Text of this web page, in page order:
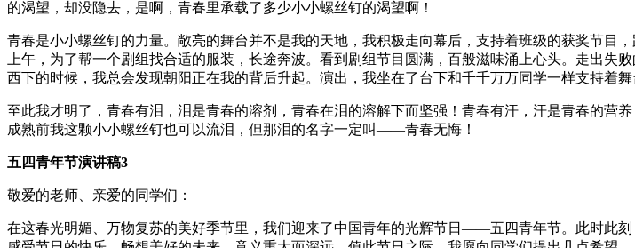
的渴望，却没隐去，是啊，青春里承载了多少小小螺丝钉的渴望啊！
青春是小小螺丝钉的力量。敞亮的舞台并不是我的天地，我积极走向幕后，支持着班级的获奖节目
上午，为了帮一个剧组找合适的服装，长途奔波。看到剧组节目圆满，百般滋味涌上心头。走出
西下的时候，我总会发现朝阳正在我的背后升起。演出，我坐在了台下和千千万万同学一样支持着
至此我才明了，青春有泪，泪是青春的溶剂，青春在泪的溶解下而坚强！青春有汗，汗是青春的营
成熟前我这颗小小螺丝钉也可以流泪，但那泪的名字一定叫——青春无悔！
五四青年节演讲稿3
敬爱的老师、亲爱的同学们：
在这春光明媚、万物复苏的美好季节里，我们迎来了中国青年的光辉节日——五四青年节。此时此